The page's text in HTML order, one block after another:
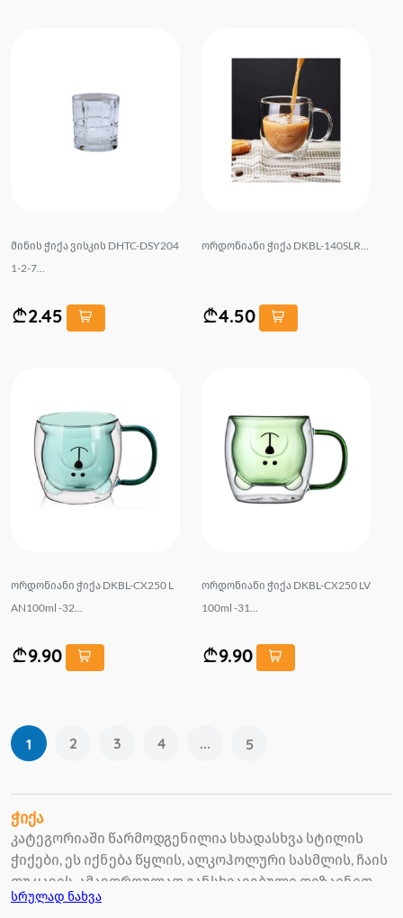
მინის ჭიქა ვისკის DHTC-DSY204
1-2-7...
2.45
ორდონიანი ჭიქა DKBL-140SLR...
4.50
ორდონიანი ჭიქა DKBL-CX250 L
AN100ml -32...
9.90
ორდონიანი ჭიქა DKBL-CX250 LV
100ml -31...
9.90
1 2 3 4 ... 5
ჭიქა
კატეგორიაში წარმოდგენილია სხადასხვა სტილის
ჭიქები, ეს იქნება წყლის, ალკოჰოლური სასმლის, ჩაის
თუ ყავის, ამავდროულად განსხვავებული დიზაინით
გამორჩეულ ჭიქებსაც შეხვდებით საკმაოდ ბიუჯეტურ
სრულად ნახვა